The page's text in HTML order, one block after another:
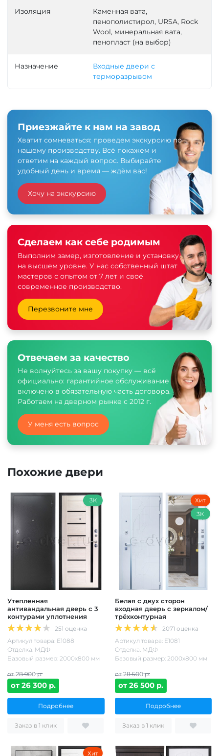
Изоляция
Каменная вата,
пенополистирол, URSA, Rock
Wool, минеральная вата,
пенопласт (на выбор)
Назначение
Входные двери с
терморазрывом
Приезжайте к нам на завод
Хватит сомневаться: проведем экскурсию по
нашему производству. Всё покажем и
ответим на каждый вопрос. Выбирайте
удобный день и время — ждём вас!
Хочу на экскурсию
Сделаем как себе родимым
Выполним замер, изготовление и установку
на высшем уровне. У нас собственный штат
мастеров с опытом от 7 лет и своё
современное производство.
Перезвоните мне
Отвечаем за качество
Не волнуйтесь за вашу покупку — всё
официально: гарантийное обслуживание
включено в обязательную часть договора.
Работаем на дверном рынке с 2012 г.
У меня есть вопрос
Похожие двери
3К
Утепленная
антивандальная дверь с 3
контурами уплотнения
251 оценка
Артикул товара: Е1088
Отделка: МДФ
Базовый размер: 2000х800 мм
от 28 900 р.
от 26 300 р.
Подробнее
Заказ в 1 клик
Хит
3К
Белая с двух сторон
входная дверь с зеркалом/
трёхконтурная
2071 оценка
Артикул товара: Е1081
Отделка: МДФ
Базовый размер: 2000х800 мм
от 28 500 р.
от 26 500 р.
Подробнее
Заказ в 1 клик
Хит